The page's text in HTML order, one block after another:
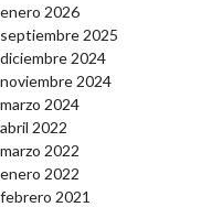
enero 2026
septiembre 2025
diciembre 2024
noviembre 2024
marzo 2024
abril 2022
marzo 2022
enero 2022
febrero 2021